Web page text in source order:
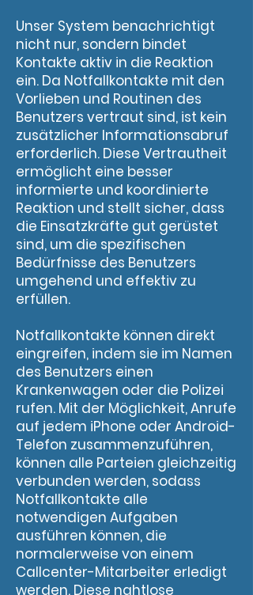
Unser System benachrichtigt
nicht nur, sondern bindet
Kontakte aktiv in die Reaktion
ein. Da Notfallkontakte mit den
Vorlieben und Routinen des
Benutzers vertraut sind, ist kein
zusätzlicher Informationsabruf
erforderlich. Diese Vertrautheit
ermöglicht eine besser
informierte und koordinierte
Reaktion und stellt sicher, dass
die Einsatzkräfte gut gerüstet
sind, um die spezifischen
Bedürfnisse des Benutzers
umgehend und effektiv zu
erfüllen.
Notfallkontakte können direkt
eingreifen, indem sie im Namen
des Benutzers einen
Krankenwagen oder die Polizei
rufen. Mit der Möglichkeit, Anrufe
auf jedem iPhone oder Android-
Telefon zusammenzuführen,
können alle Parteien gleichzeitig
verbunden werden, sodass
Notfallkontakte alle
notwendigen Aufgaben
ausführen können, die
normalerweise von einem
Callcenter-Mitarbeiter erledigt
werden. Diese nahtlose